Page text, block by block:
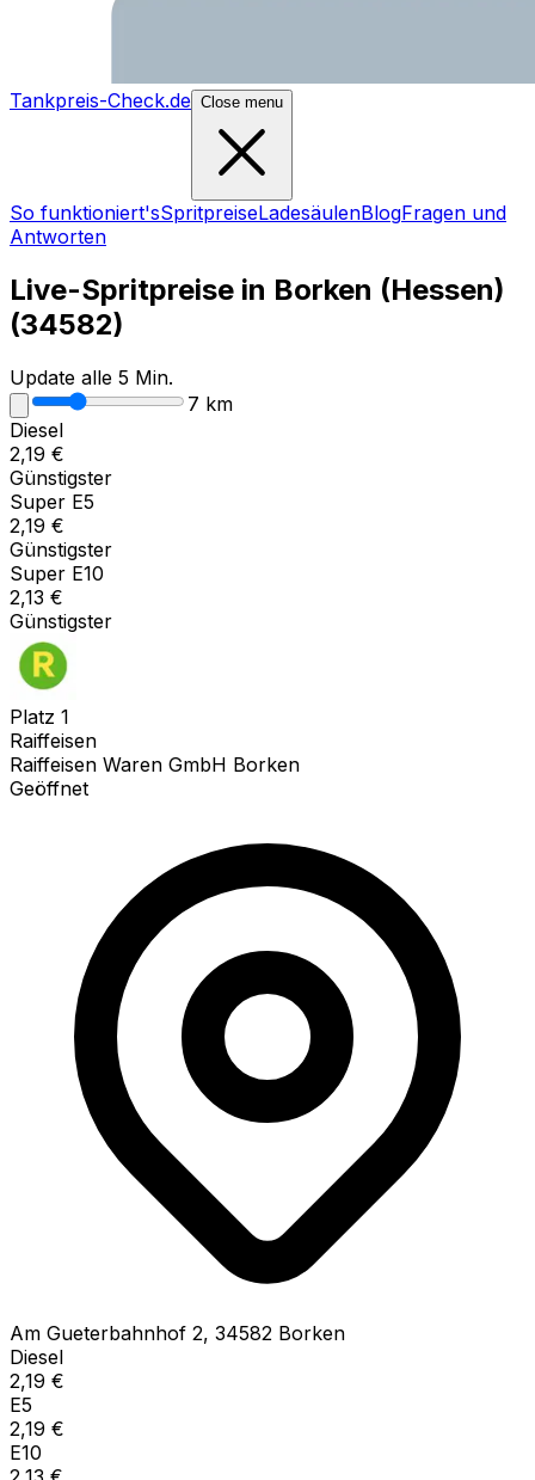
Tankpreis-Check.de Close menu
So funktioniert'sSpritpreiseLadesäulenBlogFragen und
Antworten
Live-Spritpreise in Borken (Hessen)
(34582)
Update alle 5 Min.
7 km
Diesel
2,19 €
Günstigster
Super E5
2,19 €
Günstigster
Super E10
2,13 €
Günstigster
Platz 1
Raiffeisen
Raiffeisen Waren GmbH Borken
Geöffnet
Am Gueterbahnhof 2, 34582 Borken
Diesel
2,19 €
E5
2,19 €
E10